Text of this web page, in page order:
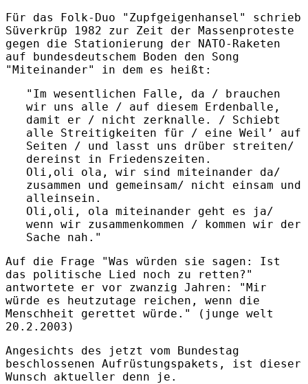
Für das Folk-Duo "Zupfgeigenhansel" schrieb
Süverkrüp 1982 zur Zeit der Massenproteste
gegen die Stationierung der NATO-Raketen
auf bundesdeutschem Boden den Song
"Miteinander" in dem es heißt:
"Im wesentlichen Falle, da / brauchen
wir uns alle / auf diesem Erdenballe,
damit er / nicht zerknalle. / Schiebt
alle Streitigkeiten für / eine Weil’ auf
Seiten / und lasst uns drüber streiten/
dereinst in Friedenszeiten.
Oli,oli ola, wir sind miteinander da/
zusammen und gemeinsam/ nicht einsam und
alleinsein.
Oli,oli, ola miteinander geht es ja/
wenn wir zusammenkommen / kommen wir der
Sache nah."
Auf die Frage "Was würden sie sagen: Ist
das politische Lied noch zu retten?"
antwortete er vor zwanzig Jahren: "Mir
würde es heutzutage reichen, wenn die
Menschheit gerettet würde." (junge welt
20.2.2003)
Angesichts des jetzt vom Bundestag
beschlossenen Aufrüstungspakets, ist dieser
Wunsch aktueller denn je.